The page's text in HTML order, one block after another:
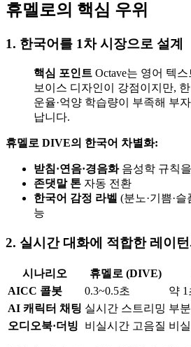
휴멜로의 핵심 우위
1. 한국어를 1차 시장으로 설계
핵심 포인트 Octave는 영어 텍
보이스 디자인이 강점이지만,
운율·억양 학습량이 부족해 부
납니다.
휴멜로 DIVE의 한국어 차별화:
받침·연음·경음화음성학 규칙
존댓말 톤 자동 전환
한국어 감정 라벨 (분노·기쁨·
능
2. 실시간 대화에 적합한 레이턴
시나리오 휴멜로 (DIVE)
AICC 콜봇
0.3~0.5초
약 1
AI 캐릭터 채팅 실시간 스트리밍 부
오디오북·더빙
비실시간 고음질 비